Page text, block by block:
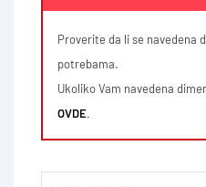
Proverite da li se navedena
potrebama.
Ukoliko Vam navedena
OVDE